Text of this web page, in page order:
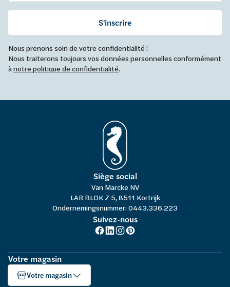
S'inscrire
Nous prenons soin de votre confidentialité !
Nous traiterons toujours vos données personnelles conformément
ànotre politique de confidentialité.
Siège social
Van Marcke NV
LAR BLOK Z 5, 8511 Kortrijk
Ondernemingsnummer: 0443.336.223
Suivez-nous
Votre magasin
Votre magasin